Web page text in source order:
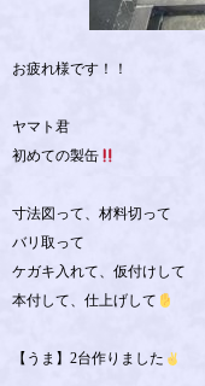
お疲れ様です！！
ヤマト君
初めての製缶
寸法図って、材料切って
バリ取って
ケガキ入れて、仮付けして
本付して、仕上げして
【うま】2台作りました